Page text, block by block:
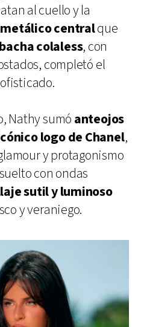
al cuello y la
centralque
colaless, con
completó el
Nathy sumó anteojos
logo de Chanel,
y protagonismo
con ondas
sutil y luminoso
y veraniego.